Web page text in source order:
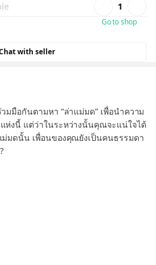
1
Go to shop
with seller
มมือกันตามหา “ล่าแม่มด” เพื่อนำความ
ห่งนี้ แต่ว่าในระหว่างนั้นคุณจะแน่ใจได้
ม่มดนั้น เพื่อนของคุณยังเป็นคนธรรมดา